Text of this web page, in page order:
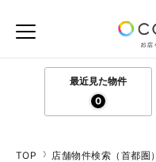
最近見た物件
0
TOP
店舗物件検索（首都圏）